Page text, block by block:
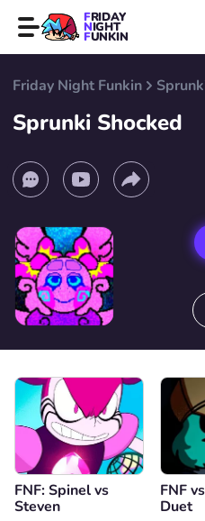
FRIDAY
NIGHT
FUNKIN
Friday Night Funkin
Sprunki Shocked
FNF: Spinel vs
Steven
FNF
Duet